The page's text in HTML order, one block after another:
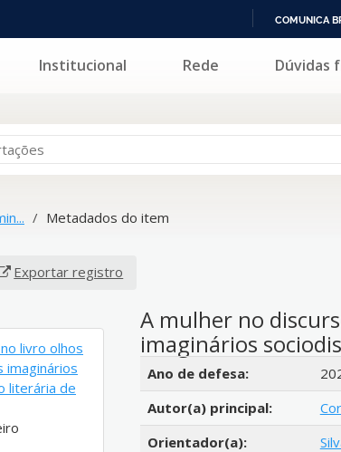
COMUNICA
Institucional Rede Dúvidas
Metadados do item
Exportar registro
A mulher no
imaginários
Detalhes bibliográficos
Ano de defesa:
Autor(a) principal:
Orientador(a):
livro olhos
imaginários
literária de